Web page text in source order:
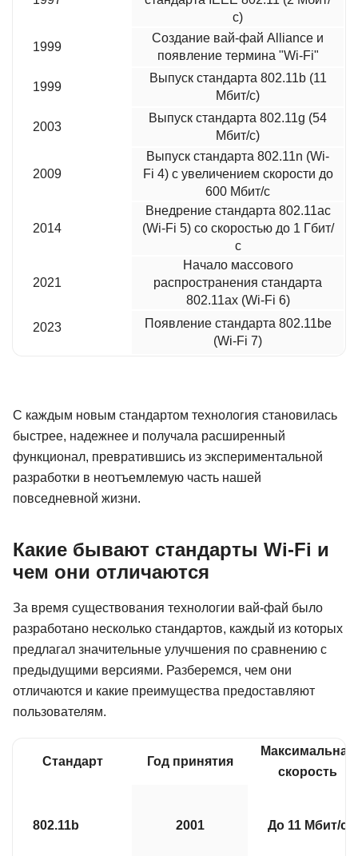
с)
1999
Создание вай-фай Alliance и
появление термина "Wi-Fi"
1999
Выпуск стандарта 802.11b (11
Мбит/с)
2003
Выпуск стандарта 802.11g (54
Мбит/с)
2009
Выпуск стандарта 802.11n (Wi-
Fi 4) с увеличением скорости до
600 Мбит/с
2014
Внедрение стандарта 802.11ac
(Wi-Fi 5) со скоростью до 1 Гбит/
с
2021
Начало массового
распространения стандарта
802.11ax (Wi-Fi 6)
2023
Появление стандарта 802.11be
(Wi-Fi 7)
С каждым новым стандартом технология становилась
быстрее, надежнее и получала расширенный
функционал, превратившись из экспериментальной
разработки в неотъемлемую часть нашей
повседневной жизни.
Какие бывают стандарты Wi-Fi и
чем они отличаются
За время существования технологии вай-фай было
разработано несколько стандартов, каждый из которых
предлагал значительные улучшения по сравнению с
предыдущими версиями. Разберемся, чем они
отличаются и какие преимущества предоставляют
пользователям.
Стандарт Год принятия
Максимальная
скорость
802.11b 2001 До 11 Мбит/с